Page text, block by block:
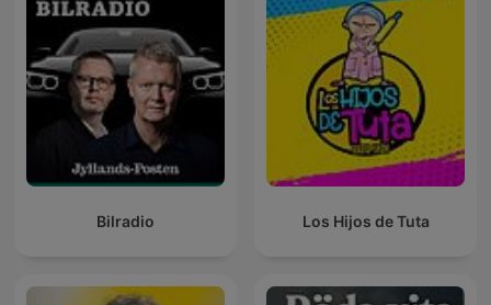
Bilradio Los Hijos de Tuta